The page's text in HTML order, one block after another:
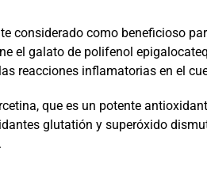
considerado como beneficioso
el galato de polifenol
reacciones inflamatorias en el
que es un potente
glutatión y superóxido